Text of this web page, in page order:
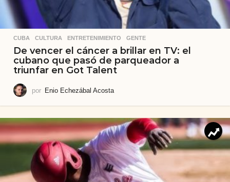
CUBA ,CULTURA ,ENTRETENIMIENTO ,GENTE
De vencer el cáncer a brillar en TV: el
cubano que pasó de parqueador a
triunfar en Got Talent
por Enio Echezábal Acosta